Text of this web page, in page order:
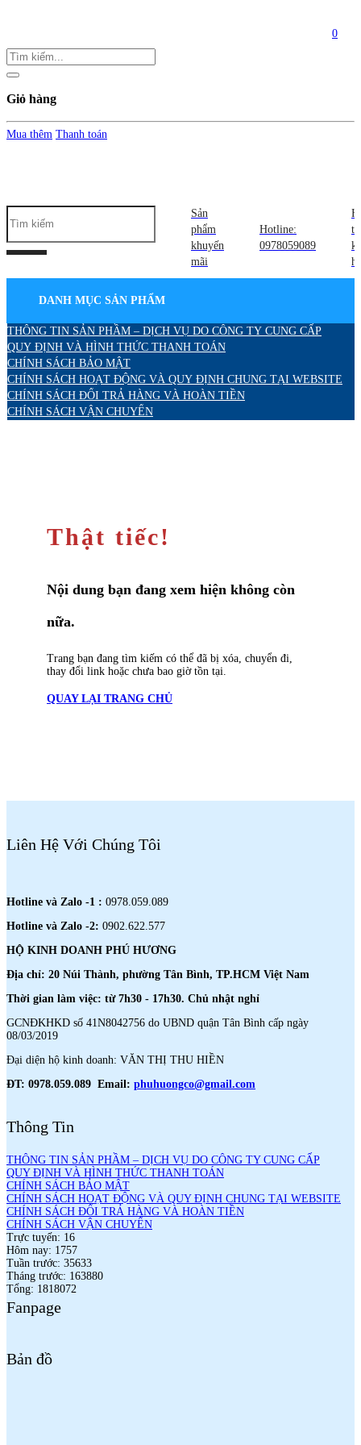
0
Giỏ hàng
Mua thêm Thanh toán
Sản
phẩm
khuyến
mãi
Hotline:
0978059089
DANH MỤC SẢN PHẨM
THÔNG TIN SẢN PHẦM – DỊCH VỤ DO CÔNG TY CUNG CẤP
QUY ĐỊNH VÀ HÌNH THỨC THANH TOÁN
CHÍNH SÁCH BẢO MẬT
CHÍNH SÁCH HOẠT ĐỘNG VÀ QUY ĐỊNH CHUNG TẠI WEBSITE
CHÍNH SÁCH ĐỔI TRẢ HÀNG VÀ HOÀN TIỀN
CHÍNH SÁCH VẬN CHUYỂN
Thật tiếc!
Nội dung bạn đang xem hiện không còn
nữa.
Trang bạn đang tìm kiếm có thể đã bị xóa, chuyển đi,
thay đổi link hoặc chưa bao giờ tồn tại.
QUAY LẠI TRANG CHỦ
Liên Hệ Với Chúng Tôi
Hotline và Zalo -1 : 0978.059.089
Hotline và Zalo -2: 0902.622.577
HỘ KINH DOANH PHÚ HƯƠNG
Địa chỉ: 20 Núi Thành, phường Tân Bình, TP.HCM Việt Nam
Thời gian làm việc: từ 7h30 - 17h30. Chủ nhật nghỉ
GCNĐKHKD số 41N8042756 do UBND quận Tân Bình cấp ngày
08/03/2019
Đại diện hộ kinh doanh: VĂN THỊ THU HIỀN
ĐT: 0978.059.089 Email: phuhuongco@gmail.com
Thông Tin
THÔNG TIN SẢN PHẦM – DỊCH VỤ DO CÔNG TY CUNG CẤP
QUY ĐỊNH VÀ HÌNH THỨC THANH TOÁN
CHÍNH SÁCH BẢO MẬT
CHÍNH SÁCH HOẠT ĐỘNG VÀ QUY ĐỊNH CHUNG TẠI WEBSITE
CHÍNH SÁCH ĐỔI TRẢ HÀNG VÀ HOÀN TIỀN
CHÍNH SÁCH VẬN CHUYỂN
Trực tuyến: 16
Hôm nay: 1757
Tuần trước: 35633
Tháng trước: 163880
Tổng: 1818072
Fanpage
Bản đồ